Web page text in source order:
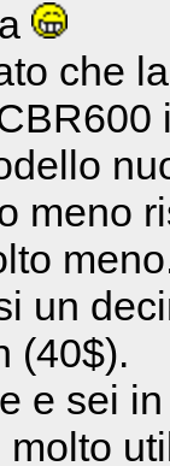
che
meno
un
(40$).
e sei